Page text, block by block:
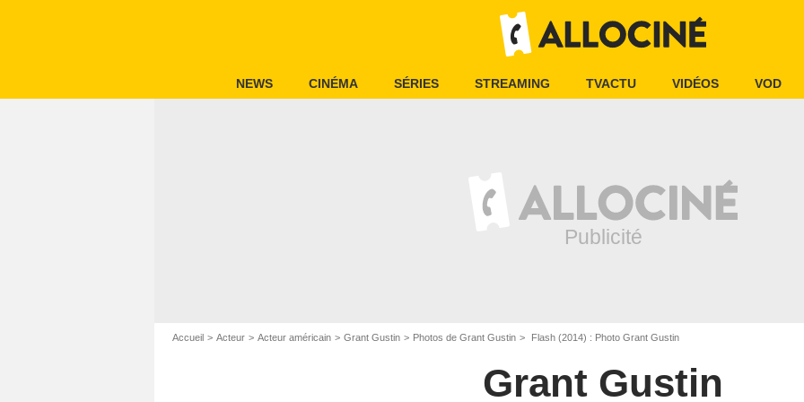
NEWS CINÉMA SÉRIES STREAMING TVACTU VIDÉOS VOD
Accueil Acteur Acteur américain Grant Gustin Photos de Grant Gustin Flash (2014) : Photo Grant Gustin
Grant Gustin